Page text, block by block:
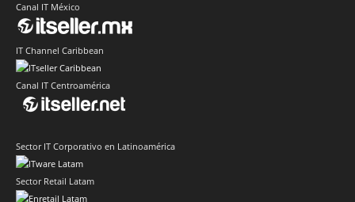
Canal IT México
IT Channel Caribbean
Canal IT Centroamérica
Sector IT Corporativo en Latinoamérica
Sector Retail Latam